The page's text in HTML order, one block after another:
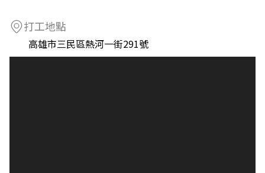
打工地點
高雄市三民區熱河一街291號